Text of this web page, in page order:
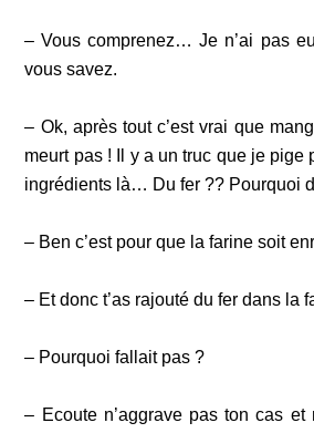
– Vous comprenez… Je n’ai pas
vous savez.
– Ok, après tout c’est vrai que
meurt pas ! Il y a un truc que je pige
ingrédients là… Du fer ?? Pourquoi
– Ben c’est pour que la farine soit
– Et donc t’as rajouté du fer dans la
– Pourquoi fallait pas ?
– Ecoute n’aggrave pas ton cas